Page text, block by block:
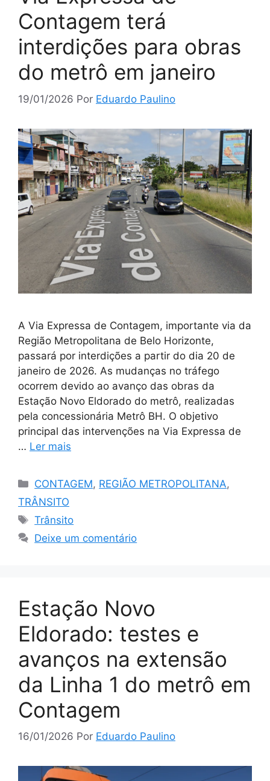
Contagem terá
interdições para obras
do metrô em janeiro
19/01/2026 Por Eduardo Paulino
A Via Expressa de Contagem, importante via da
Região Metropolitana de Belo Horizonte,
passará por interdições a partir do dia 20 de
janeiro de 2026. As mudanças no tráfego
ocorrem devido ao avanço das obras da
Estação Novo Eldorado do metrô, realizadas
pela concessionária Metrô BH. O objetivo
principal das intervenções na Via Expressa de
… Ler mais
Categorias
CONTAGEM, REGIÃO METROPOLITANA,
TRÂNSITO
Tags
Trânsito
Deixe um comentário
Estação Novo
Eldorado: testes e
avanços na extensão
da Linha 1 do metrô em
Contagem
16/01/2026 Por Eduardo Paulino